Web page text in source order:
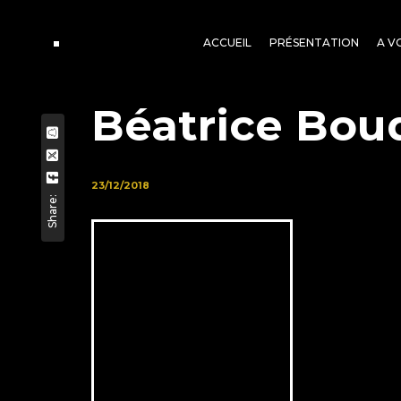
ACCUEIL PRÉSENTATION A
Béatrice
Share:
23/12/2018